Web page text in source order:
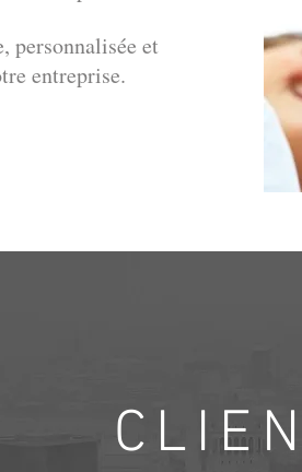
personnalisée et
entreprise.